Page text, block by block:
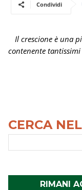
Condividi
Il crescione è una
contenente
CERCA
RIMANI